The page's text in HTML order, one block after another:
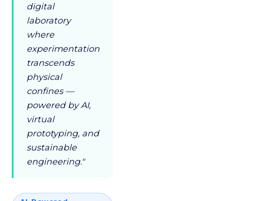
digital
laboratory
where
experimentation
transcends
physical
confines —
powered by AI,
virtual
prototyping, and
sustainable
engineering."